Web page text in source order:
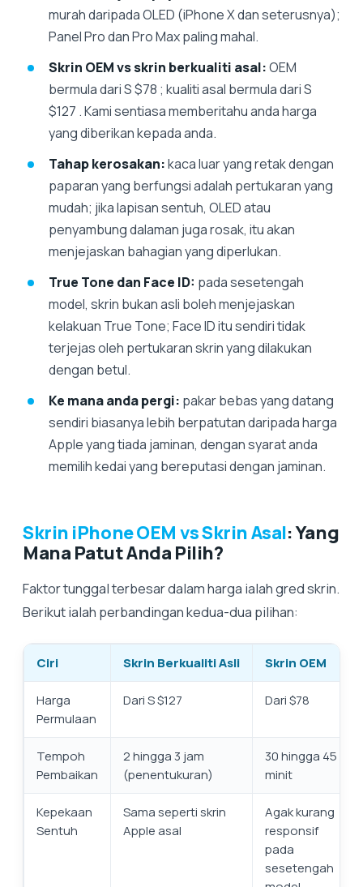
murah daripada OLED (iPhone X dan seterusnya);
Panel Pro dan Pro Max paling mahal.
Skrin OEM vs skrin berkualiti asal:OEM
bermula dari S $78 ; kualiti asal bermula dari S
$127 . Kami sentiasa memberitahu anda harga
yang diberikan kepada anda.
Tahap kerosakan:kaca luar yang retak dengan
paparan yang berfungsi adalah pertukaran yang
mudah; jika lapisan sentuh, OLED atau
penyambung dalaman juga rosak, itu akan
menjejaskan bahagian yang diperlukan.
True Tone dan Face ID: pada sesetengah
model, skrin bukan asli boleh menjejaskan
kelakuan True Tone; Face ID itu sendiri tidak
terjejas oleh pertukaran skrin yang dilakukan
dengan betul.
Ke mana anda pergi: pakar bebas yang datang
sendiri biasanya lebih berpatutan daripada harga
Apple yang tiada jaminan, dengan syarat anda
memilih kedai yang bereputasi dengan jaminan.
Skrin iPhone OEM vs Skrin Asal: Yang
Mana Patut Anda Pilih?
Faktor tunggal terbesar dalam harga ialah gred skrin.
Berikut ialah perbandingan kedua-dua pilihan:
Ciri Skrin Berkualiti Asli Skrin OEM
Harga
Permulaan
Dari S $127 Dari $78
Tempoh
Pembaikan
2 hingga 3 jam
(penentukuran)
30 hingga 45
minit
Kepekaan
Sentuh
Sama seperti skrin
Apple asal
Agak kurang
responsif
pada
sesetengah